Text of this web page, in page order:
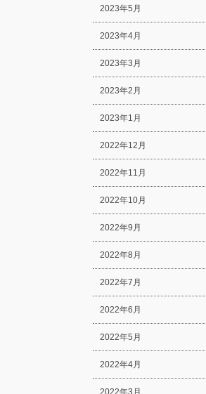
2023年5月
2023年4月
2023年3月
2023年2月
2023年1月
2022年12月
2022年11月
2022年10月
2022年9月
2022年8月
2022年7月
2022年6月
2022年5月
2022年4月
2022年3月